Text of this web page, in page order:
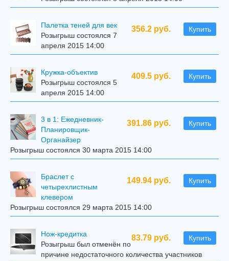
356.2 руб. Купить
Палетка теней для век
Розыгрыш состоялся 7
апреля 2015 14:00
409.5 руб. Купить
Кружка-объектив
Розыгрыш состоялся 5
апреля 2015 14:00
391.86 руб. Купить
3 в 1: Ежедневник-
Планировщик-
Органайзер
Розыгрыш состоялся 30 марта 2015 14:00
149.94 руб. Купить
Браслет с
четырехлистным
клевером
Розыгрыш состоялся 29 марта 2015 14:00
83.79 руб. Купить
Нож-кредитка
Розыгрыш был отменён по
причине недостаточного количества участников